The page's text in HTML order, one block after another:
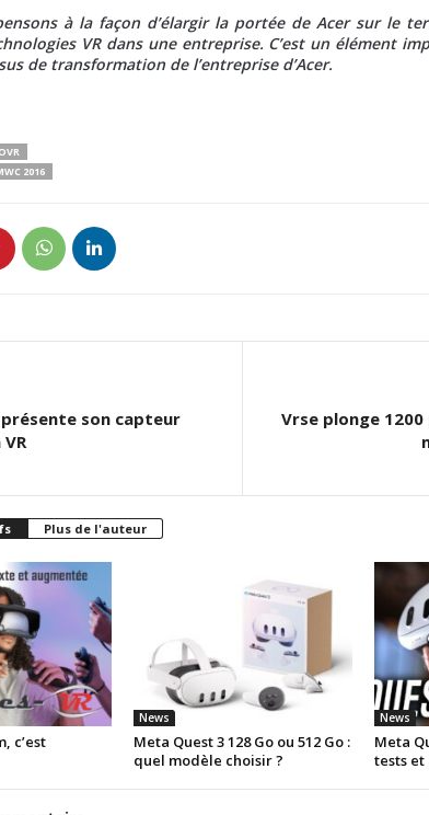
à la façon d’élargir la portée de Acer sur le
VR dans une entreprise. C’est un élément
de transformation de l’entreprise d’Acer.
2016
son capteur
Vrse plonge
Plus de l'auteur
c’est
News
Meta Quest 3 128 Go ou 512 Go :
quel modèle choisir ?
News
Meta
tests et